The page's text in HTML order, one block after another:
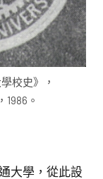
校史》，
1986。
大學，從此設